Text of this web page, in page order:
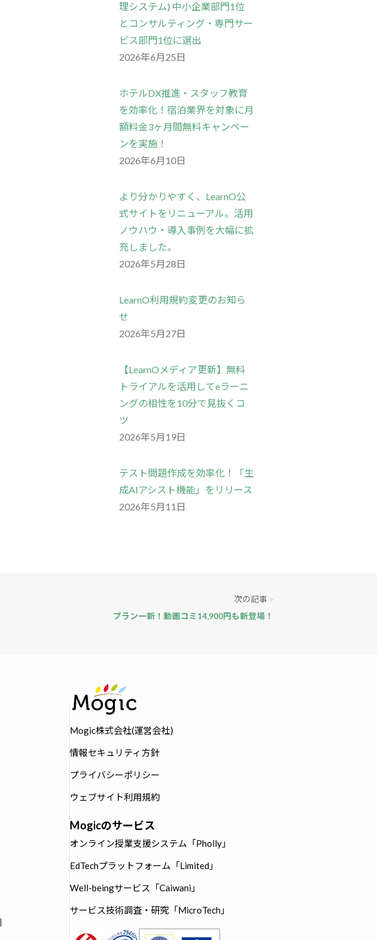
理システム) 中小企業部門1位
とコンサルティング・専門サー
ビス部門1位に選出
2026年6月25日
ホテルDX推進・スタッフ教育
を効率化！宿泊業界を対象に月
額料金3ヶ月間無料キャンペー
ンを実施！
2026年6月10日
より分かりやすく、LearnO公
式サイトをリニューアル。活用
ノウハウ・導入事例を大幅に拡
充しました。
2026年5月28日
LearnO利用規約変更のお知ら
せ
2026年5月27日
【LearnOメディア更新】無料
トライアルを活用してeラーニ
ングの相性を10分で見抜くコ
ツ
2026年5月19日
テスト問題作成を効率化！「生
成AIアシスト機能」をリリース
2026年5月11日
次の記事 >
プラン一新！動画コミ14,900円も新登場！
Mogic株式会社(運営会社)
情報セキュリティ方針
プライバシーポリシー
ウェブサイト利用規約
Mogicのサービス
オンライン授業支援システム「Pholly」
EdTechプラットフォーム「Limited」
Well-beingサービス「Caiwani」
サービス技術調査・研究「MicroTech」